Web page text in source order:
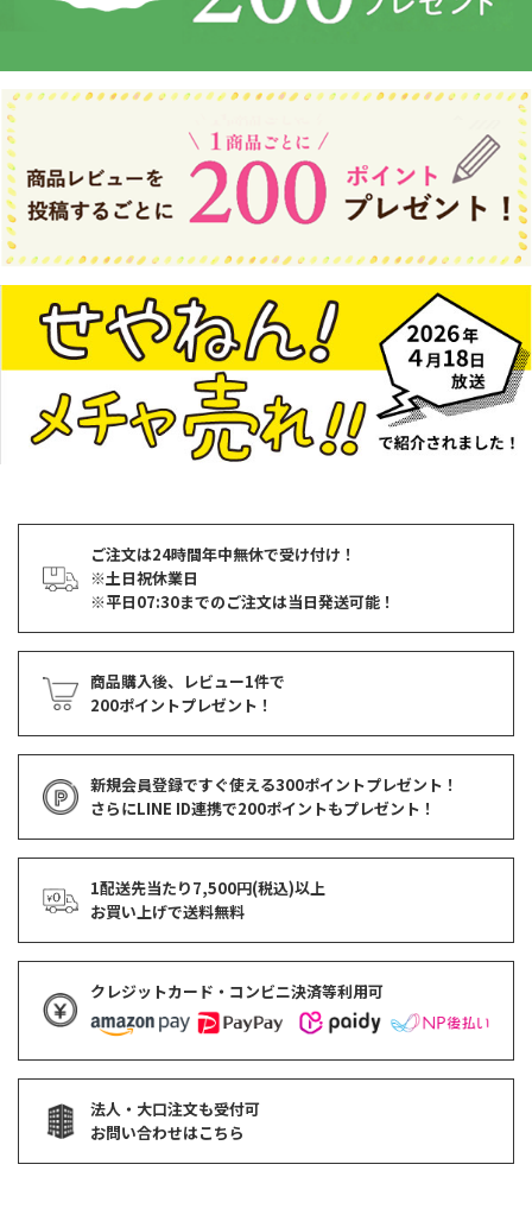
ご注文は24時間年中無休で受け付け！
※土日祝休業日
※平日07:30までのご注文は当日発送可能！
商品購入後、レビュー1件で
200ポイントプレゼント！
新規会員登録ですぐ使える300ポイントプレゼント！
さらにLINE ID連携で200ポイントもプレゼント！
1配送先当たり7,500円(税込)以上
お買い上げで送料無料
クレジットカード・コンビニ決済等利用可
法人・大口注文も受付可
お問い合わせはこちら